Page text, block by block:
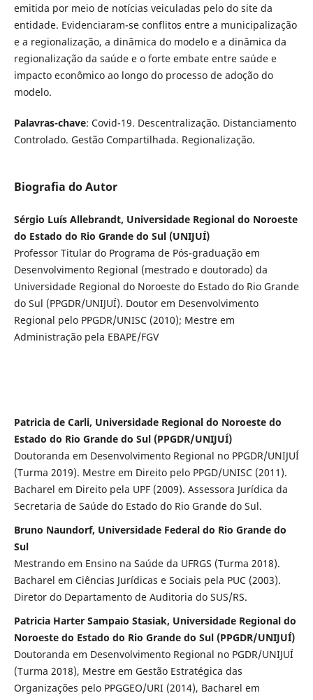
emitida por meio de notícias veiculadas pelo do site da
entidade. Evidenciaram-se conflitos entre a municipalização
e a regionalização, a dinâmica do modelo e a dinâmica da
regionalização da saúde e o forte embate entre saúde e
impacto econômico ao longo do processo de adoção do
modelo.
Palavras-chave: Covid-19. Descentralização. Distanciamento
Controlado. Gestão Compartilhada. Regionalização.
Biografia do Autor
Sérgio Luís Allebrandt, Universidade Regional do Noroeste
do Estado do Rio Grande do Sul (UNIJUÍ)
Professor Titular do Programa de Pós-graduação em
Desenvolvimento Regional (mestrado e doutorado) da
Universidade Regional do Noroeste do Estado do Rio Grande
do Sul (PPGDR/UNIJUÍ). Doutor em Desenvolvimento
Regional pelo PPGDR/UNISC (2010); Mestre em
Administração pela EBAPE/FGV
Patricia de Carli, Universidade Regional do Noroeste do
Estado do Rio Grande do Sul (PPGDR/UNIJUÍ)
Doutoranda em Desenvolvimento Regional no PPGDR/UNIJUÍ
(Turma 2019). Mestre em Direito pelo PPGD/UNISC (2011).
Bacharel em Direito pela UPF (2009). Assessora Jurídica da
Secretaria de Saúde do Estado do Rio Grande do Sul.
Bruno Naundorf, Universidade Federal do Rio Grande do
Sul
Mestrando em Ensino na Saúde da UFRGS (Turma 2018).
Bacharel em Ciências Jurídicas e Sociais pela PUC (2003).
Diretor do Departamento de Auditoria do SUS/RS.
Patricia Harter Sampaio Stasiak, Universidade Regional do
Noroeste do Estado do Rio Grande do Sul (PPGDR/UNIJUÍ)
Doutoranda em Desenvolvimento Regional no PGDR/UNIJUÍ
(Turma 2018), Mestre em Gestão Estratégica das
Organizações pelo PPGGEO/URI (2014), Bacharel em